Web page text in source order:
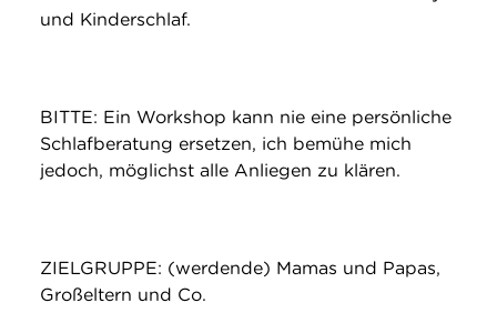
und Kinderschlaf.
BITTE: Ein Workshop kann nie eine persönliche
Schlafberatung ersetzen, ich bemühe mich
jedoch, möglichst alle Anliegen zu klären.
ZIELGRUPPE: (werdende) Mamas und Papas,
Großeltern und Co.